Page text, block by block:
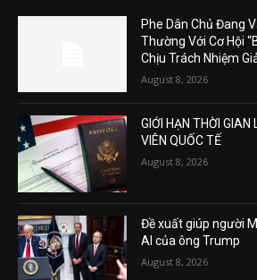
Phe Dân Chủ Đang
Thường Với Cơ Hội
Chịu Trách Nhiệm
August 8, 2026
GIỚI HẠN THỜI GIAN
VIÊN QUỐC TẾ
August 8, 2026
Đề xuất giúp người
AI của ông Trump
August 8, 2026